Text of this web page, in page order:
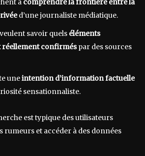
à comprendre la frontière entre la
d’une journaliste médiatique.
savoir quels éléments
réellement confirméspar des sources
uneintention d’information factuelle
sensationnaliste.
est typique des utilisateurs
rumeurs et accéder à des données